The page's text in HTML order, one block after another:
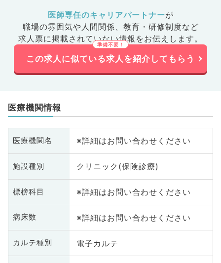
医師専任のキャリアパートナーが
職場の雰囲気や人間関係、 教育・研修制度など
求人票に掲載されていない情報をお伝えします。
この求人に似ている求人を紹介してもらう
医療機関情報
医療機関名 ※詳細はお問い合わせください
施設種別 クリニック(保険診療)
標榜科目 ※詳細はお問い合わせください
病床数 ※詳細はお問い合わせください
カルテ種別 電子カルテ